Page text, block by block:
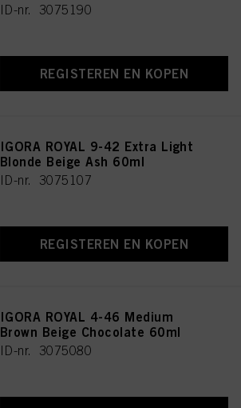
ID-nr. 3075190
REGISTEREN EN KOPEN
IGORA ROYAL 9-42 Extra Light
Blonde Beige Ash 60ml
ID-nr. 3075107
REGISTEREN EN KOPEN
IGORA ROYAL 4-46 Medium
Brown Beige Chocolate 60ml
ID-nr. 3075080